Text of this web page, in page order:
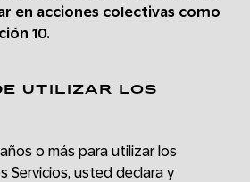
en acciones colectivas como
10.
UTILIZAR LOS
o más para utilizar los
Servicios, usted declara y